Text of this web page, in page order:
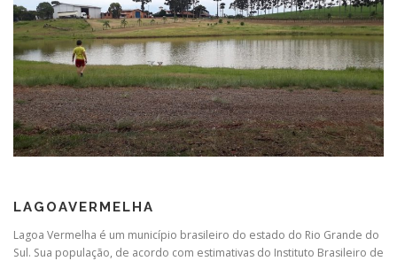
LAGOAVERMELHA
Lagoa Vermelha é um município brasileiro do estado do Rio Grande do
Sul. Sua população, de acordo com estimativas do Instituto Brasileiro de